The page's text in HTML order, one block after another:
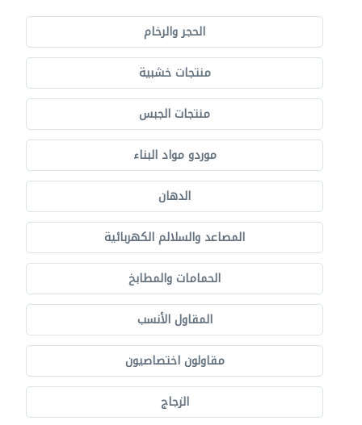
الحجر والرخام
منتجات خشبية
منتجات الجبس
موردو مواد البناء
الدهان
المصاعد والسلالم الكهربائية
الحمامات والمطابخ
المقاول الأنسب
مقاولون اختصاصيون
الزجاج